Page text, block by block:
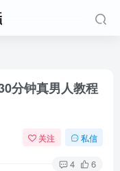
分钟真男人教程
关注 私信
4 6